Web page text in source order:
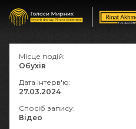
Місце подій:
Обухів
Дата інтерв'ю:
27.03.2024
Спосіб запису:
Відео